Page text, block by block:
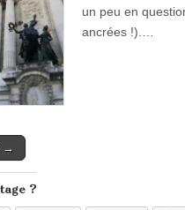
un peu en
ancrées !).…
→
?